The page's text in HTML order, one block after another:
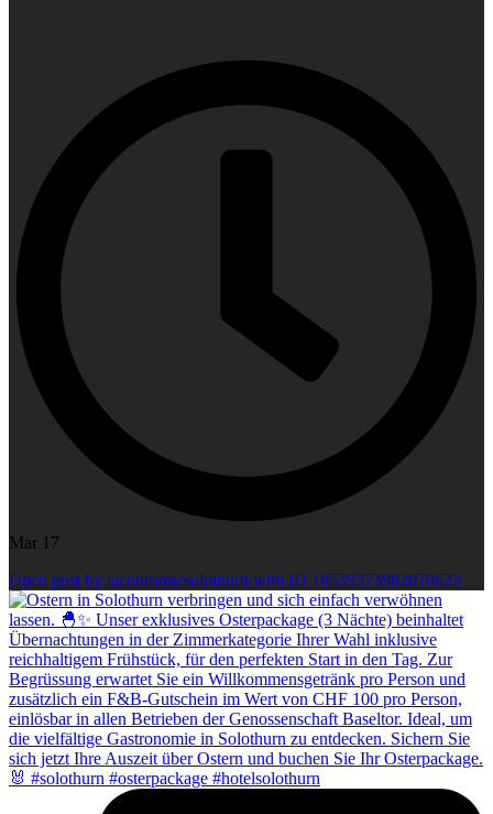
Mar 17
Open post by lacouronnesolothurn with ID 18539373982070623